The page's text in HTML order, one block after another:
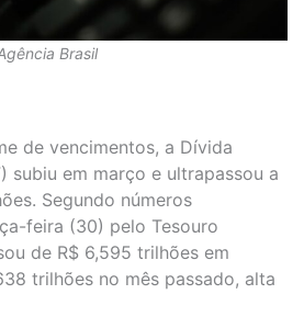
Brasil
de vencimentos, a Dívida
subiu em março e ultrapassou a
Segundo números
feira (30) pelo Tesouro
de R$ 6,595 trilhões em
trilhões no mês passado, alta